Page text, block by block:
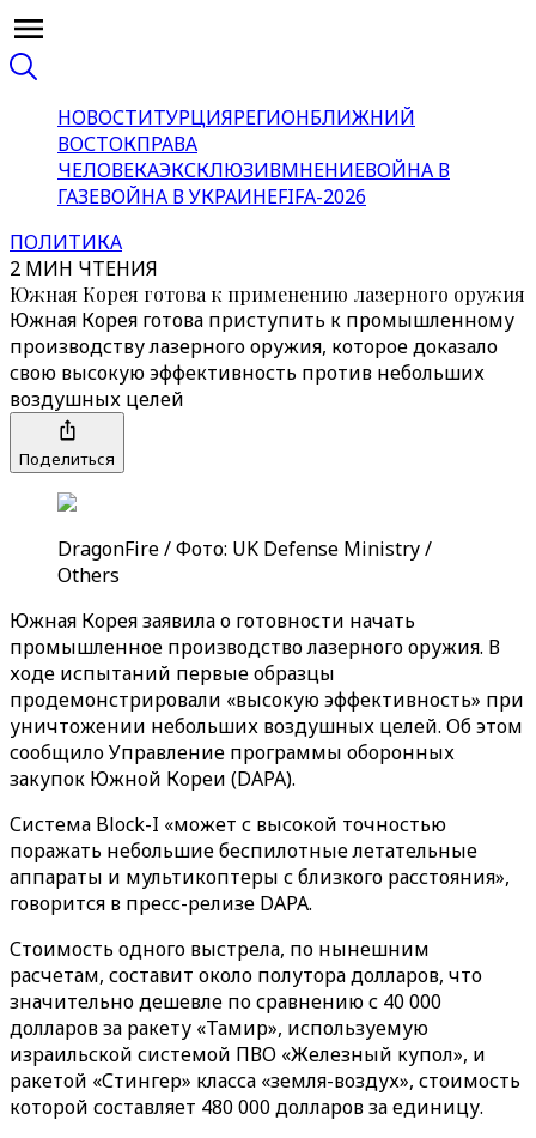
НОВОСТИТУРЦИЯРЕГИОНБЛИЖНИЙ
ВОСТОКПРАВА
ЧЕЛОВЕКАЭКСКЛЮЗИВМНЕНИЕВОЙНА В
ГАЗЕВОЙНА В УКРАИНЕFIFA-2026
ПОЛИТИКА
2 МИН ЧТЕНИЯ
Южная Корея готова к применению лазерного оружия
Южная Корея готова приступить к промышленному
производству лазерного оружия, которое доказало
свою высокую эффективность против небольших
воздушных целей
Поделиться
DragonFire / Фото: UK Defense Ministry /
Others
Южная Корея заявила о готовности начать
промышленное производство лазерного оружия. В
ходе испытаний первые образцы
продемонстрировали «высокую эффективность» при
уничтожении небольших воздушных целей. Об этом
сообщило Управление программы оборонных
закупок Южной Кореи (DAPA).
Система Block-I «может с высокой точностью
поражать небольшие беспилотные летательные
аппараты и мультикоптеры с близкого расстояния»,
говорится в пресс-релизе DAPA.
Стоимость одного выстрела, по нынешним
расчетам, составит около полутора долларов, что
значительно дешевле по сравнению с 40 000
долларов за ракету «Тамир», используемую
израильской системой ПВО «Железный купол», и
ракетой «Стингер» класса «земля-воздух», стоимость
которой составляет 480 000 долларов за единицу.